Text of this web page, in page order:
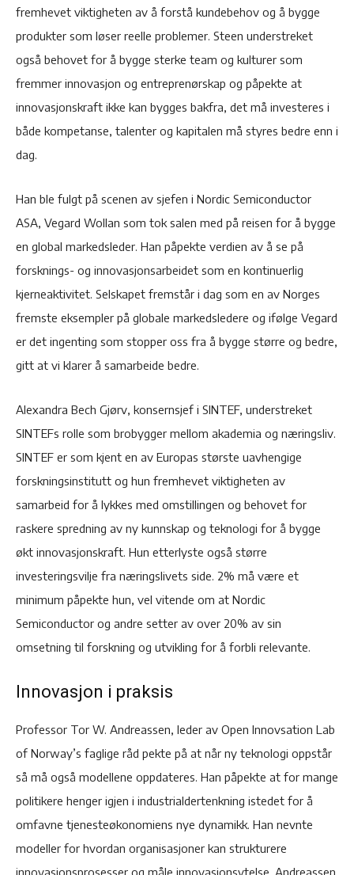
fremhevet viktigheten av å forstå kundebehov og å bygge
produkter som løser reelle problemer. Steen understreket
også behovet for å bygge sterke team og kulturer som
fremmer innovasjon og entreprenørskap og påpekte at
innovasjonskraft ikke kan bygges bakfra, det må investeres i
både kompetanse, talenter og kapitalen må styres bedre enn i
dag.
Han ble fulgt på scenen av sjefen i Nordic Semiconductor
ASA, Vegard Wollan som tok salen med på reisen for å bygge
en global markedsleder. Han påpekte verdien av å se på
forsknings- og innovasjonsarbeidet som en kontinuerlig
kjerneaktivitet. Selskapet fremstår i dag som en av Norges
fremste eksempler på globale markedsledere og ifølge Vegard
er det ingenting som stopper oss fra å bygge større og bedre,
gitt at vi klarer å samarbeide bedre.
Alexandra Bech Gjørv, konsernsjef i SINTEF, understreket
SINTEFs rolle som brobygger mellom akademia og næringsliv.
SINTEF er som kjent en av Europas største uavhengige
forskningsinstitutt og hun fremhevet viktigheten av
samarbeid for å lykkes med omstillingen og behovet for
raskere spredning av ny kunnskap og teknologi for å bygge
økt innovasjonskraft. Hun etterlyste også større
investeringsvilje fra næringslivets side. 2% må være et
minimum påpekte hun, vel vitende om at Nordic
Semiconductor og andre setter av over 20% av sin
omsetning til forskning og utvikling for å forbli relevante.
Innovasjon i praksis
Professor Tor W. Andreassen, leder av Open Innovsation Lab
of Norway’s faglige råd pekte på at når ny teknologi oppstår
så må også modellene oppdateres. Han påpekte at for mange
politikere henger igjen i industrialdertenkning istedet for å
omfavne tjenesteøkonomiens nye dynamikk. Han nevnte
modeller for hvordan organisasjoner kan strukturere
innovasjonsprosesser og måle innovasjonsytelse. Andreassen